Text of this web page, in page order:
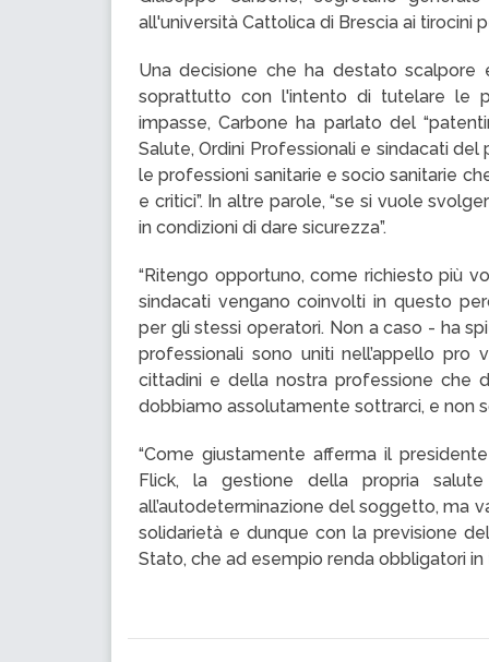
all'università Cattolica di Brescia ai tirocini
Una decisione che ha destato
soprattutto con l'intento di tutelare le
impasse, Carbone ha parlato del
Salute, Ordini Professionali e sindacati
le professioni sanitarie e socio sanitarie
e critici”. In altre parole, “se si vuole
in condizioni di dare sicurezza”.
“Ritengo opportuno, come richiesto più
sindacati vengano coinvolti in questo
per gli stessi operatori. Non a caso - ha
professionali sono uniti nell’appello
cittadini e della nostra professione che
dobbiamo assolutamente sottrarci, e non
“Come giustamente afferma il
Flick, la gestione della propria
all’autodeterminazione del soggetto, ma
solidarietà e dunque con la previsione
Stato, che ad esempio renda obbligatori in